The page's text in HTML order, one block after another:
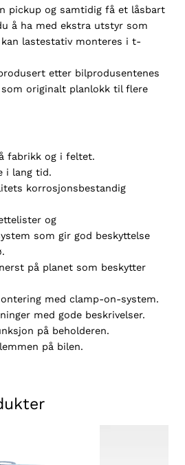
pickup og samtidig få et låsbart
å ha med ekstra utstyr som
lastestativ monteres i t-
etter bilprodusentenes
originalt planlokk til flere
fabrikk og i feltet.
i lang tid.
korrosjonsbestandig
og
som gir god beskyttelse
på planet som beskytter
med clamp-on-system.
med gode beskrivelser.
på beholderen.
på bilen.